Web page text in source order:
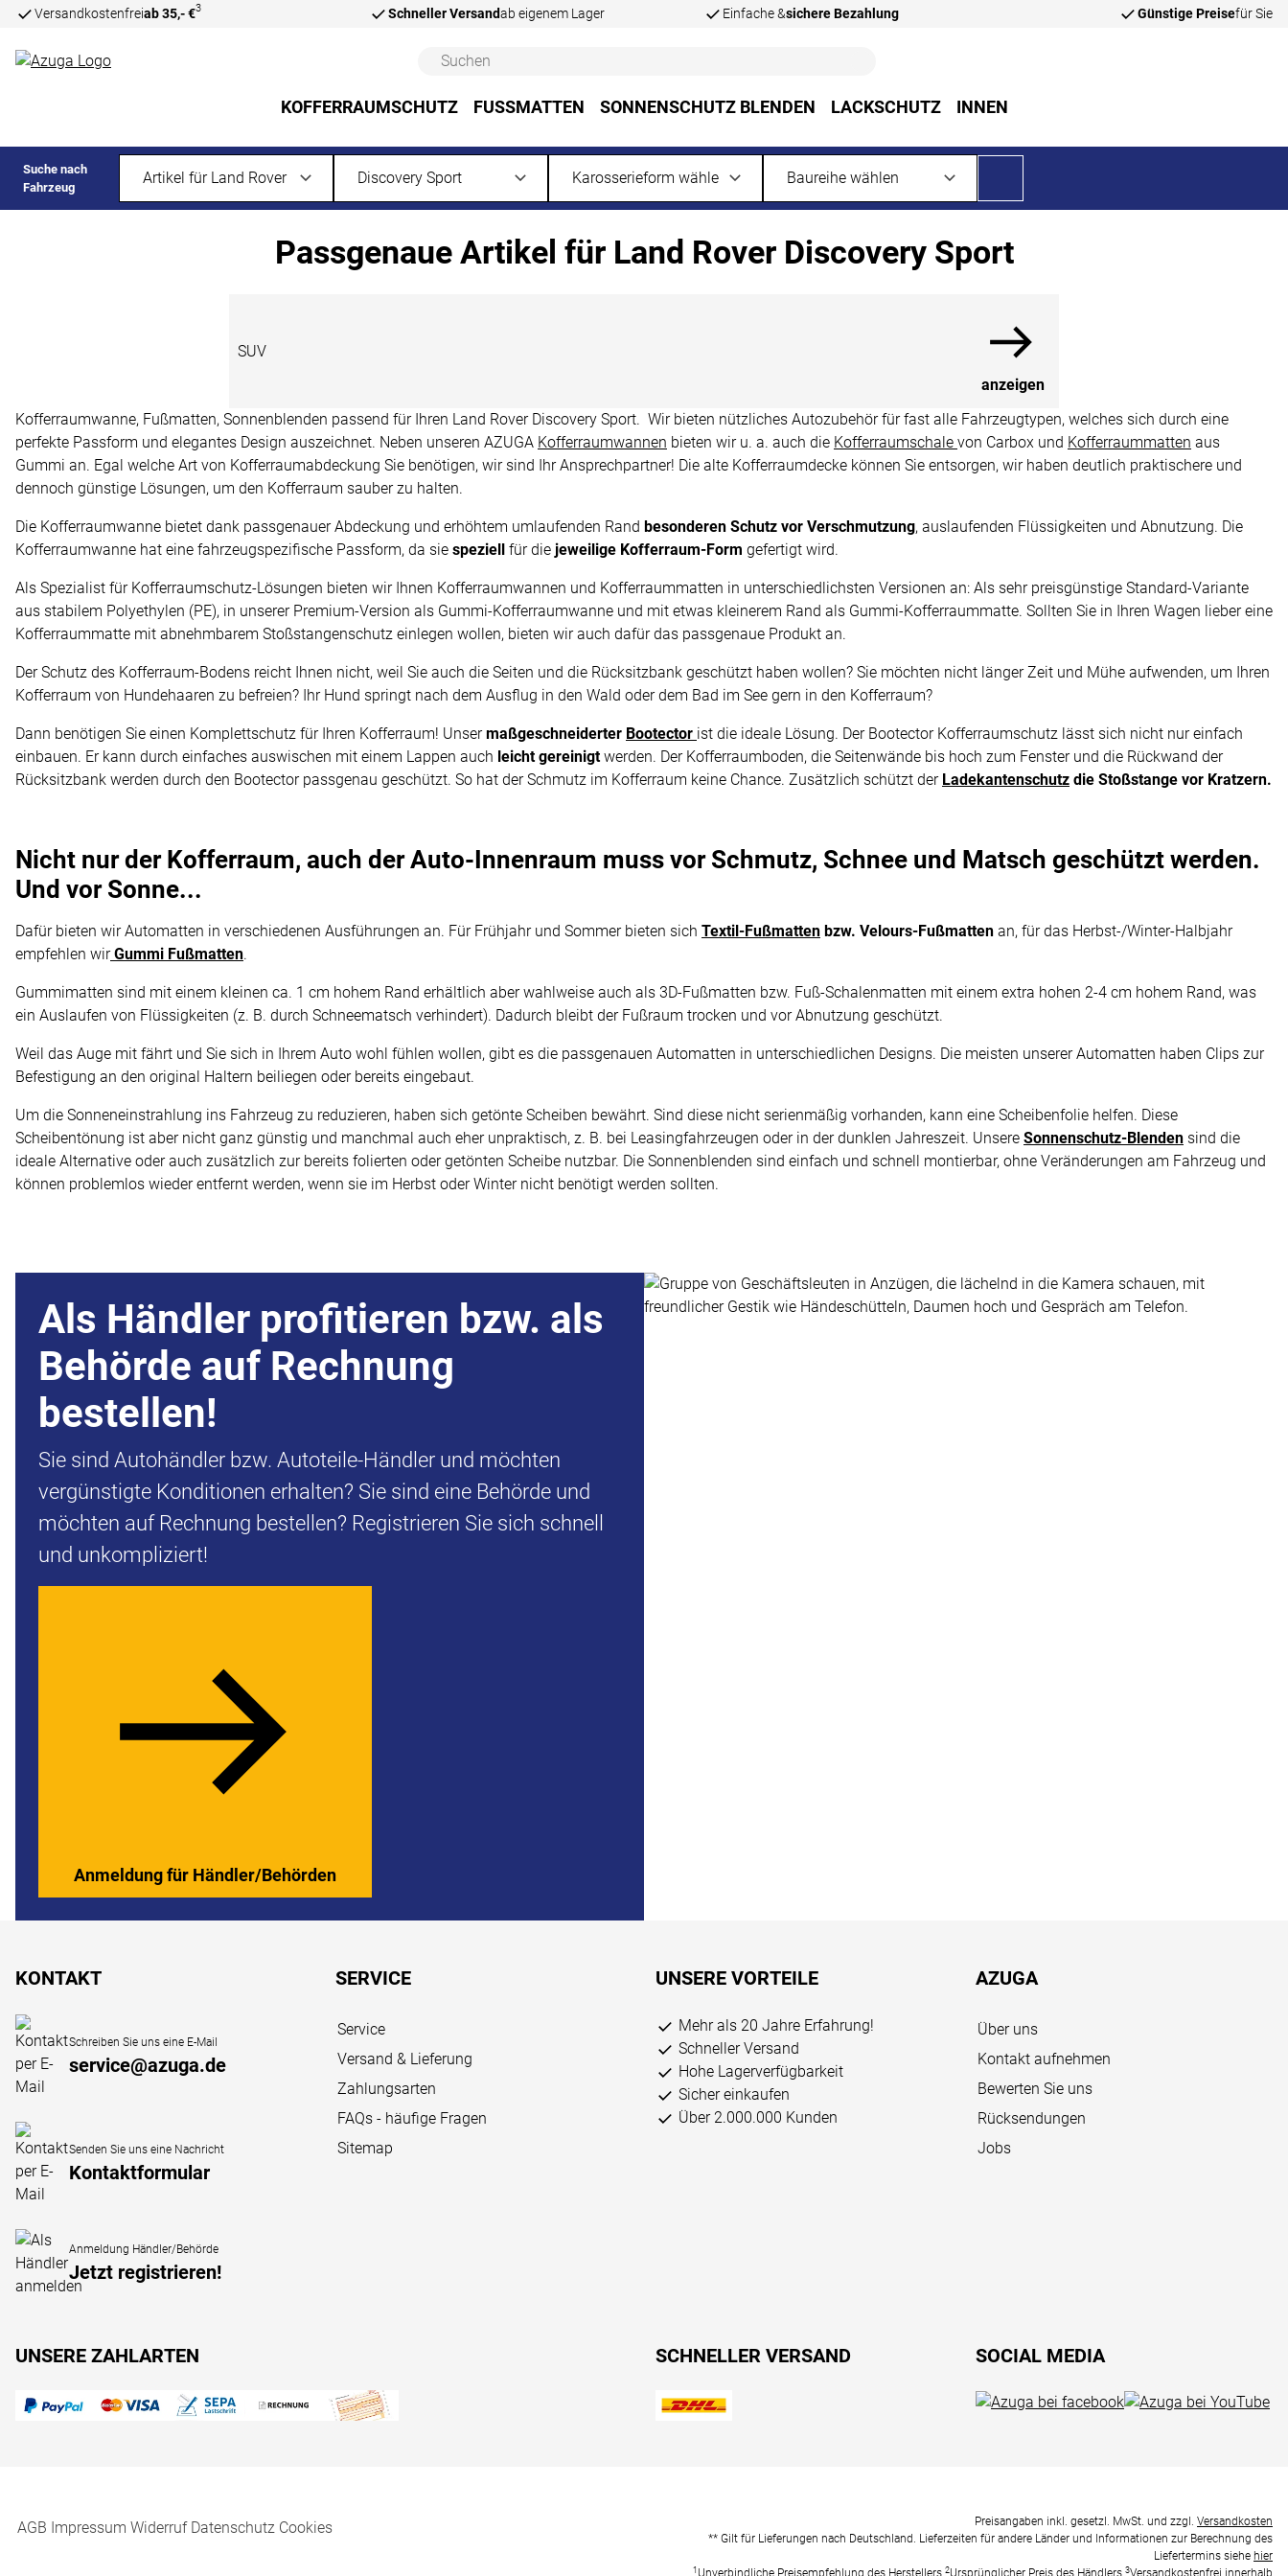
Versandkostenfreiab 35,- €3 Schneller Versandab eigenem Lager Einfache &sichere Bezahlung Günstige Preisefür Sie
KOFFERRAUMSCHUTZ FUSSMATTEN SONNENSCHUTZ BLENDEN LACKSCHUTZ INNEN
Suche nach
Fahrzeug
Passgenaue Artikel für Land Rover Discovery Sport
SUV
anzeigen
Kofferraumwanne, Fußmatten, Sonnenblenden passend für Ihren Land Rover Discovery Sport. Wir bieten nützliches Autozubehör für fast alle Fahrzeugtypen, welches sich durch eine
perfekte Passform und elegantes Design auszeichnet. Neben unseren AZUGA Kofferraumwannen bieten wir u. a. auch die Kofferraumschale von Carbox und Kofferraummatten aus
Gummi an. Egal welche Art von Kofferraumabdeckung Sie benötigen, wir sind Ihr Ansprechpartner! Die alte Kofferraumdecke können Sie entsorgen, wir haben deutlich praktischere und
dennoch günstige Lösungen, um den Kofferraum sauber zu halten.
Die Kofferraumwanne bietet dank passgenauer Abdeckung und erhöhtem umlaufenden Rand besonderen Schutz vor Verschmutzung, auslaufenden Flüssigkeiten und Abnutzung. Die
Kofferraumwanne hat eine fahrzeugspezifische Passform, da sie speziell für die jeweilige Kofferraum-Form gefertigt wird.
Als Spezialist für Kofferraumschutz-Lösungen bieten wir Ihnen Kofferraumwannen und Kofferraummatten in unterschiedlichsten Versionen an: Als sehr preisgünstige Standard-Variante
aus stabilem Polyethylen (PE), in unserer Premium-Version als Gummi-Kofferraumwanne und mit etwas kleinerem Rand als Gummi-Kofferraummatte. Sollten Sie in Ihren Wagen lieber eine
Kofferraummatte mit abnehmbarem Stoßstangenschutz einlegen wollen, bieten wir auch dafür das passgenaue Produkt an.
Der Schutz des Kofferraum-Bodens reicht Ihnen nicht, weil Sie auch die Seiten und die Rücksitzbank geschützt haben wollen? Sie möchten nicht länger Zeit und Mühe aufwenden, um Ihren
Kofferraum von Hundehaaren zu befreien? Ihr Hund springt nach dem Ausflug in den Wald oder dem Bad im See gern in den Kofferraum?
Dann benötigen Sie einen Komplettschutz für Ihren Kofferraum! Unsermaßgeschneiderter Bootector ist die ideale Lösung. Der Bootector Kofferraumschutz lässt sich nicht nur einfach
einbauen. Er kann durch einfaches auswischen mit einem Lappen auch leicht gereinigtwerden. Der Kofferraumboden, die Seitenwände bis hoch zum Fenster und die Rückwand der
Rücksitzbank werden durch den Bootector passgenau geschützt. So hat der Schmutz im Kofferraum keine Chance. Zusätzlich schützt der Ladekantenschutz die Stoßstange vor Kratzern.
Nicht nur der Kofferraum, auch der Auto-Innenraum muss vor Schmutz, Schnee und Matsch geschützt werden.
Und vor Sonne...
Dafür bieten wir Automatten in verschiedenen Ausführungen an. Für Frühjahr und Sommer bieten sich Textil-Fußmatten bzw. Velours-Fußmatten an, für das Herbst-/Winter-Halbjahr
empfehlen wir Gummi Fußmatten.
Gummimatten sind mit einem kleinen ca. 1 cm hohem Rand erhältlich aber wahlweise auch als 3D-Fußmatten bzw. Fuß-Schalenmatten mit einem extra hohen 2-4 cm hohem Rand, was
ein Auslaufen von Flüssigkeiten (z. B. durch Schneematsch verhindert). Dadurch bleibt der Fußraum trocken und vor Abnutzung geschützt.
Weil das Auge mit fährt und Sie sich in Ihrem Auto wohl fühlen wollen, gibt es die passgenauen Automatten in unterschiedlichen Designs. Die meisten unserer Automatten haben Clips zur
Befestigung an den original Haltern beiliegen oder bereits eingebaut.
Um die Sonneneinstrahlung ins Fahrzeug zu reduzieren, haben sich getönte Scheiben bewährt. Sind diese nicht serienmäßig vorhanden, kann eine Scheibenfolie helfen. Diese
Scheibentönung ist aber nicht ganz günstig und manchmal auch eher unpraktisch, z. B. bei Leasingfahrzeugen oder in der dunklen Jahreszeit. Unsere Sonnenschutz-Blenden sind die
ideale Alternative oder auch zusätzlich zur bereits folierten oder getönten Scheibe nutzbar. Die Sonnenblenden sind einfach und schnell montierbar, ohne Veränderungen am Fahrzeug und
können problemlos wieder entfernt werden, wenn sie im Herbst oder Winter nicht benötigt werden sollten.
Als Händler profitieren bzw. als
Behörde auf Rechnung
bestellen!
Sie sind Autohändler bzw. Autoteile-Händler und möchten
vergünstigte Konditionen erhalten? Sie sind eine Behörde und
möchten auf Rechnung bestellen? Registrieren Sie sich schnell
und unkompliziert!
Anmeldung für Händler/Behörden
KONTAKT
Schreiben Sie uns eine E-Mail
service@azuga.de
Senden Sie uns eine Nachricht
Kontaktformular
Anmeldung Händler/Behörde
Jetzt registrieren!
SERVICE
Service
Versand & Lieferung
Zahlungsarten
FAQs - häufige Fragen
Sitemap
UNSERE VORTEILE
Mehr als 20 Jahre Erfahrung!
Schneller Versand
Hohe Lagerverfügbarkeit
Sicher einkaufen
Über 2.000.000 Kunden
AZUGA
Über uns
Kontakt aufnehmen
Bewerten Sie uns
Rücksendungen
Jobs
UNSERE ZAHLARTEN SCHNELLER VERSAND SOCIAL MEDIA
AGB Impressum Widerruf Datenschutz Cookies Preisangaben inkl. gesetzl. MwSt. und zzgl. Versandkosten
** Gilt für Lieferungen nach Deutschland. Lieferzeiten für andere Länder und Informationen zur Berechnung des
Liefertermins siehe hier
1 Unverbindliche Preisempfehlung des Herstellers 2Ursprünglicher Preis des Händlers 3Versandkostenfrei innerhalb